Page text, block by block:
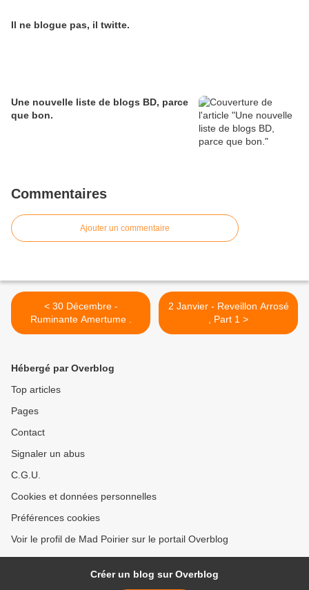
Il ne blogue pas, il twitte.
Une nouvelle liste de blogs BD, parce
que bon.
Commentaires
Ajouter un commentaire
< 30 Décembre -
Ruminante Amertume .
2 Janvier - Reveillon Arrosé
, Part 1 >
Hébergé par Overblog
Top articles
Pages
Contact
Signaler un abus
C.G.U.
Cookies et données personnelles
Préférences cookies
Voir le profil de Mad Poirier sur le portail Overblog
Créer un blog sur Overblog